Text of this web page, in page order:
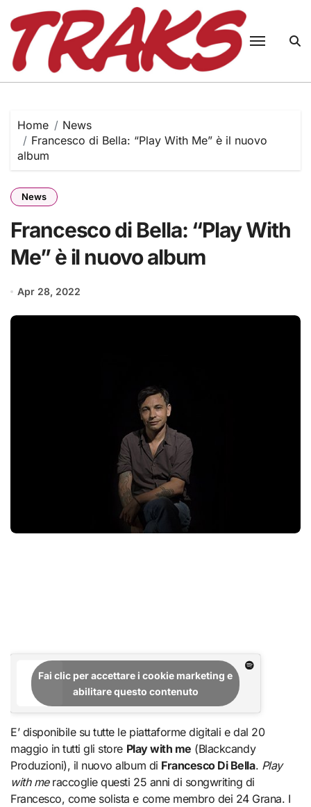
content
Home
News
Francesco di Bella: “Play With Me” è il nuovo
album
News
Francesco di Bella: “Play With
Me” è il nuovo album
Apr 28, 2022
Fai clic per accettare i cookie marketing e
abilitare questo contenuto
E’ disponibile su tutte le piattaforme digitali e dal 20
maggio in tutti gli store Play with me (Blackcandy
Produzioni), il nuovo album di Francesco Di Bella. Play
with meraccoglie questi 25 anni di songwriting di
Francesco, come solista e come membro dei 24 Grana. I